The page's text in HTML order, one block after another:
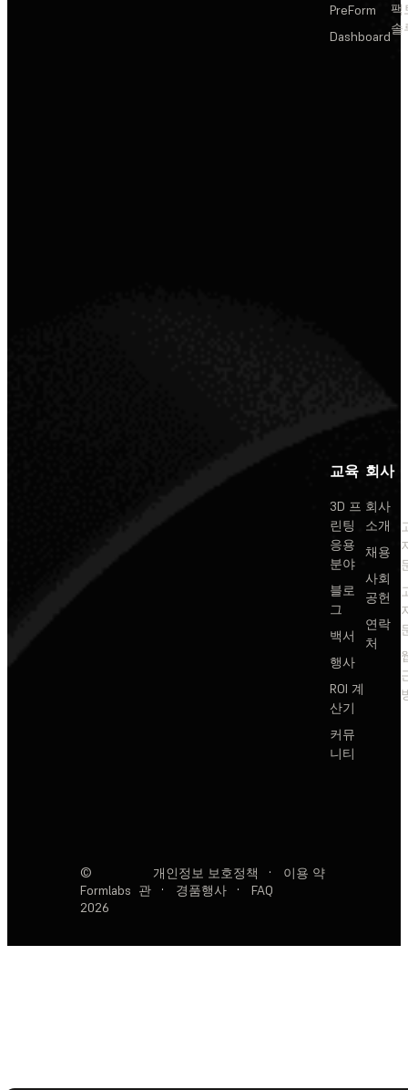
PreForm
Dashboard
팩
솔
교육
3D 프
린팅
응용
분야
블로
그
백서
행사
ROI 계
산기
커뮤
니티
회사
회사
소개
채용
사회
공헌
연락
처
©
Formlabs
2026
개인정보 보호정책 ·
이용 약
관
· 경품행사 · FAQ